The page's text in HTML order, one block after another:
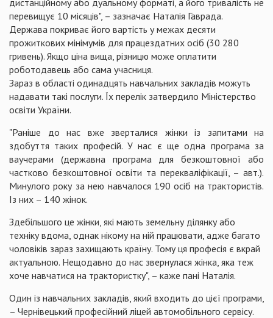
дистанційному або дуальному форматі, а його тривалість не
перевищує 10 місяців", – зазначає Наталія Гаврада.
Держава покриває його вартість у межах десяти
прожиткових мінімумів для працездатних осіб (30 280
гривень). Якщо ціна вища, різницю може оплатити
роботодавець або сама учасниця.
Зараз в області одинадцять навчальних закладів можуть
надавати такі послуги. Їх перелік затвердило Міністерство
освіти України.
"Раніше до нас вже зверталися жінки із запитами на
здобуття таких професій. У нас є ще одна програма за
ваучерами (державна програма для безкоштовної або
частково безкоштовної освіти та перекваліфікації, – авт.).
Минулого року за нею навчалося 190 осіб на трактористів.
Із них – 140 жінок.
Здебільшого це жінки, які мають земельну ділянку або
техніку вдома, однак нікому на ній працювати, адже багато
чоловіків зараз захищають країну. Тому ця професія є вкрай
актуальною. Нещодавно до нас звернулася жінка, яка теж
хоче навчатися на трактористку", – каже пані Наталія.
Один із навчальних закладів, який входить до цієї програми,
– Чернівецький професійний ліцей автомобільного сервісу.